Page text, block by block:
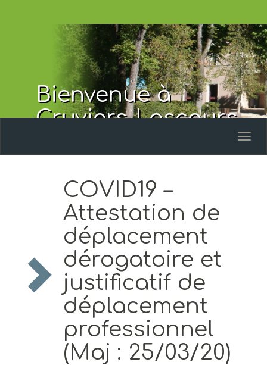
Bienvenue à
Cruviers-Lascours
COVID19 –
Attestation de
déplacement
dérogatoire et
justificatif de
déplacement
professionnel
(Maj : 25/03/20)